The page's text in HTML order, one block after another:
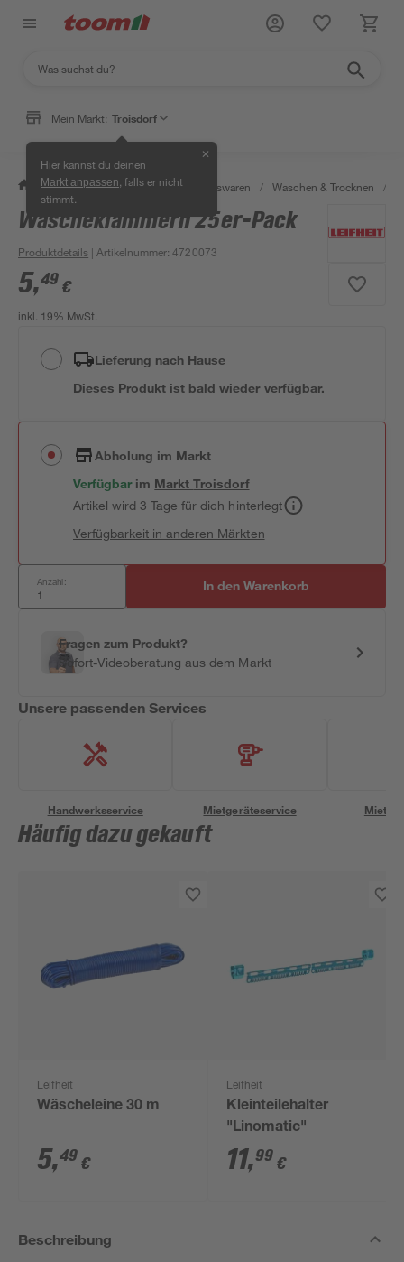
Mein Markt: Troisdorf
Hier kannst du deinen
Markt anpassen , falls er nicht
stimmt.
✕
/ Wohnen & Haushalt / Haushaltswaren / Waschen & Trocknen /
Wäscheklammern 25er-Pack
Produktdetails | Artikelnummer:4720073
5,49 €
inkl. 19% MwSt.
Lieferung nach Hause
Dieses Produkt ist bald wieder verfügbar.
Abholung im Markt
Verfügbar im MarktTroisdorf
Artikel wird 3 Tage für dich hinterlegt
Verfügbarkeit in anderen Märkten
Anzahl: In den Warenkorb
Fragen zum Produkt?
Sofort-Videoberatung aus dem Markt
Unsere passenden Services
Handwerksservice Mietgeräteservice
Häufig dazu gekauft
Leifheit
Wäscheleine 30 m
5,49 €
Leifheit
Kleinteilehalter
"Linomatic"
11,99 €
Beschreibung